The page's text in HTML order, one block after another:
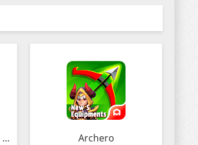
Archero